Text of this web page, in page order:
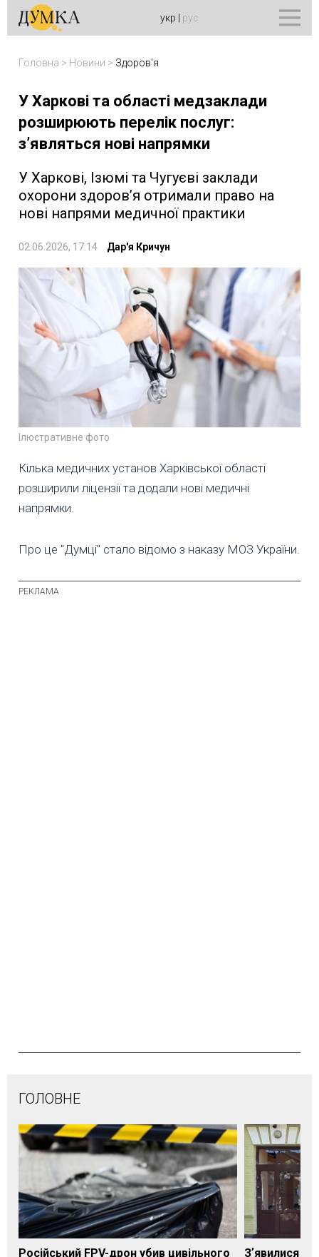
укр рус
Головна > Новини > Здоров'я
У Харкові та області медзаклади
розширюють перелік послуг:
з’являться нові напрямки
У Харкові, Ізюмі та Чугуєві заклади
охорони здоров’я отримали право на
нові напрями медичної практики
02.06.2026, 17:14 Дар'я Кричун
Ілюстративне фото
Кілька медичних установ Харківської області
розширили ліцензії та додали нові медичні
напрямки.
Про це "Думці" стало відомо з наказу МОЗ України.
ГОЛОВНЕ
Російський FPV-дрон убив цивільного
Зʼявилися